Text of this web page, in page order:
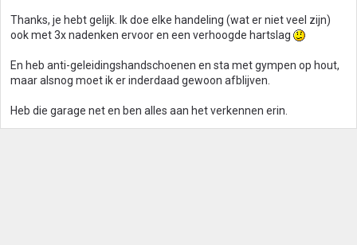
Thanks, je hebt gelijk. Ik doe elke handeling (wat er niet veel zijn)
ook met 3x nadenken ervoor en een verhoogde hartslag
En heb anti-geleidingshandschoenen en sta met gympen op hout,
maar alsnog moet ik er inderdaad gewoon afblijven.
Heb die garage net en ben alles aan het verkennen erin.